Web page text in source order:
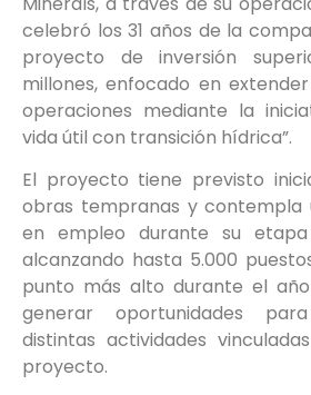
celebró los 31 años de la
proyecto de inversión
millones, enfocado en
operaciones mediante la
vida útil con transición hídrica”.
El proyecto tiene previsto
obras tempranas y
en empleo durante su
alcanzando hasta 5.000
punto más alto durante el
generar oportunidades
distintas actividades
proyecto.